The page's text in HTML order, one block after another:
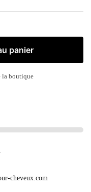
panier
la boutique